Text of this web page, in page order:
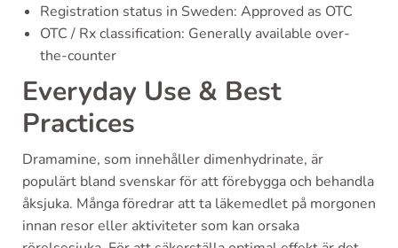
Registration status in Sweden: Approved as OTC
OTC / Rx classification: Generally available over-
the-counter
Everyday Use & Best
Practices
Dramamine, som innehåller dimenhydrinate, är
populärt bland svenskar för att förebygga och behandla
åksjuka. Många föredrar att ta läkemedlet på morgonen
innan resor eller aktiviteter som kan orsaka